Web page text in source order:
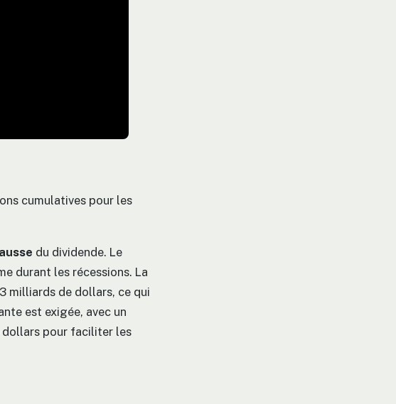
cumulatives pour les
du dividende. Le
durant les récessions. La
milliards de dollars, ce qui
est exigée, avec un
dollars pour faciliter les